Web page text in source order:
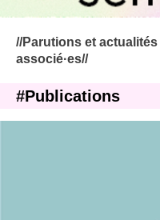
//Parutions et
associé·es//
#Publications